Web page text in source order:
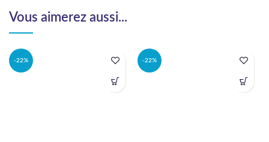
Vous aimerez aussi...
-22% -22%